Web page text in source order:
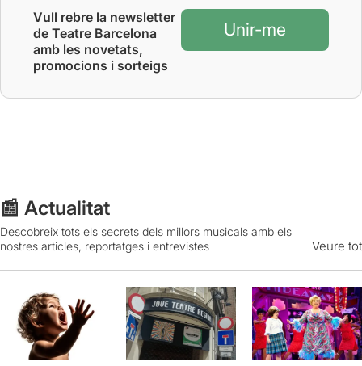
Vull rebre la newsletter
de Teatre Barcelona
amb les novetats,
promocions i sorteigs
Unir-me
📰 Actualitat
Descobreix tots els secrets dels millors musicals amb els
nostres articles, reportatges i entrevistes
Veure tot